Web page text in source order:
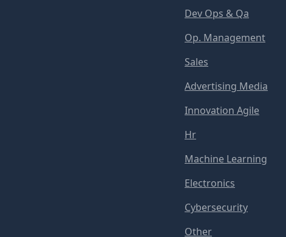
Dev Ops & Qa
Op. Management
Sales
Advertising Media
Innovation Agile
Hr
Machine Learning
Electronics
Cybersecurity
Other